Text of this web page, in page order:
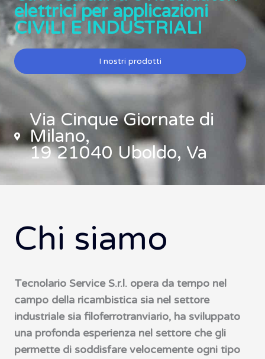
elettrici per applicazioni
CIVILI E INDUSTRIALI
I nostri prodotti
Via Cinque Giornate di
Milano,
19 21040 Uboldo, Va
Chi siamo
Tecnolario Service S.r.l. opera da tempo nel
campo della ricambistica sia nel settore
industriale sia filoferrotranviario, ha sviluppato
una profonda esperienza nel settore che gli
permette di soddisfare velocemente ogni tipo